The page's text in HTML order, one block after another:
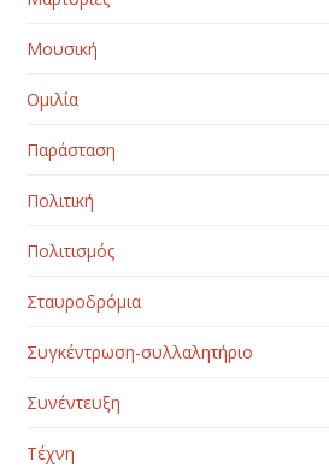
Μουσική
Ομιλία
Παράσταση
Πολιτική
Πολιτισμός
Σταυροδρόμια
Συγκέντρωση-συλλαλητήριο
Συνέντευξη
Τέχνη